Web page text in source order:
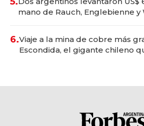
mano de Rauch, Englebienne y
6.Viaje a la mina de cobre más
Escondida, el gigante chileno